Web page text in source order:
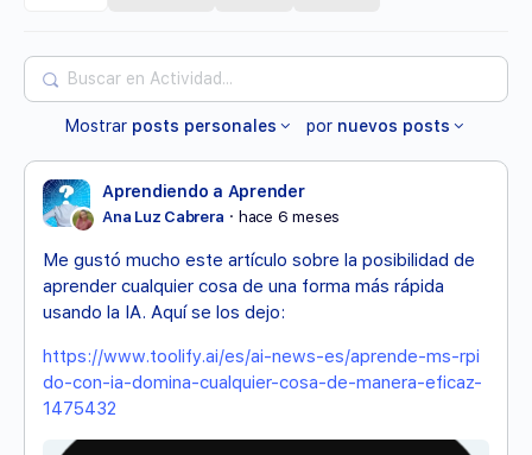
Buscar
en
Actividad...
Mostrar posts personales por nuevos posts
Aprendiendo a Aprender
Ana Luz Cabrera hace 6 meses
Me gustó mucho este artículo sobre la posibilidad de
aprender cualquier cosa de una forma más rápida
usando la IA. Aquí se los dejo:
https://www.toolify.ai/es/ai-news-es/aprende-ms-rpi
do-con-ia-domina-cualquier-cosa-de-manera-eficaz-
1475432